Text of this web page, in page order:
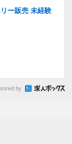
ー販売 未経験
by